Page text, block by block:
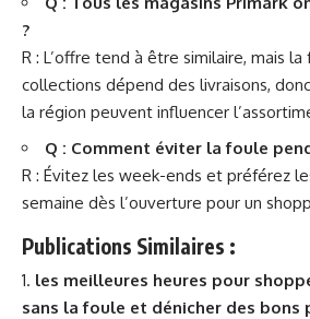
?
R : L’offre tend à être similaire, mais la
collections dépend des livraisons,
la région peuvent influencer
Q : Comment éviter la foule
R : Évitez les week-ends et préférez
semaine dès l’ouverture pour un
Publications Similaires :
les meilleures heures pour
sans la foule et dénicher des bons